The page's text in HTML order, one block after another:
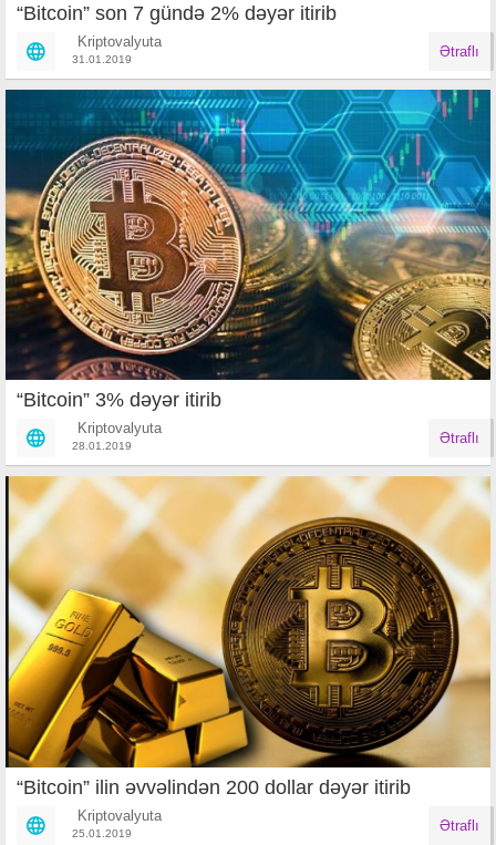
“Bitcoin” son 7 gündə 2% dəyər itirib
Kriptovalyuta
31.01.2019 Ətraflı
“Bitcoin” 3% dəyər itirib
Kriptovalyuta
28.01.2019 Ətraflı
“Bitcoin” ilin əvvəlindən 200 dollar dəyər itirib
Kriptovalyuta
25.01.2019 Ətraflı